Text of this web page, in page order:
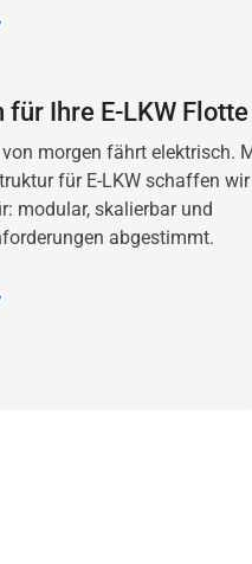
für Ihre E-LKW Flotte
morgen fährt elektrisch.
für E-LKW schaffen wir
modular, skalierbar und
abgestimmt.